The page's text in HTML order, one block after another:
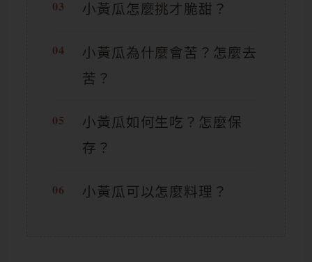
小黃瓜怎麼挑才脆甜？
小黃瓜為什麼會苦？怎麼去
苦？
小黃瓜如何生吃？怎麼保
存？
小黃瓜可以怎麼料理？